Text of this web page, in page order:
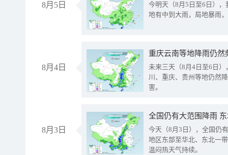
8月5日
今明天（8月5日至6日）
地有中到大雨，局地暴雨
8月4日
重庆云南等地降雨仍然
未来三天（8月4日至6日
川、重庆、贵州等地仍然
害。
8月3日
全国仍有大范围降雨
今天（8月3日），全国仍
地区东部至华北、东北一
温闷热天气持续。